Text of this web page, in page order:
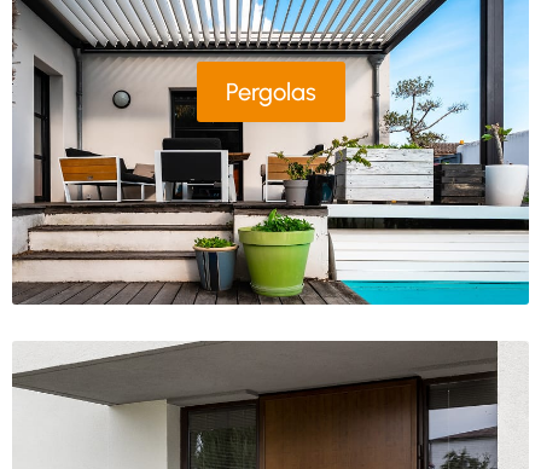
Pergolas